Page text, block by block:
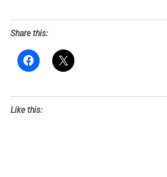
Share this:
Like this: